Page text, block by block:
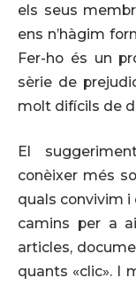
els seus
ens n’hàgim
Fer-ho és un
sèrie de
molt difícils de
El
conèixer més
quals convivim
camins per a
articles,
quants «clic». I